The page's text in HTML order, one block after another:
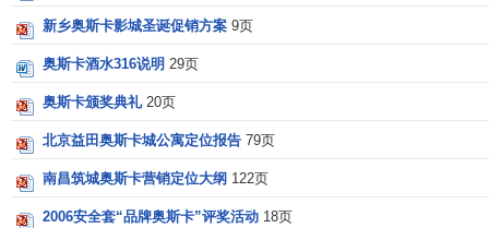
新乡奥斯卡影城圣诞促销方案 9页
奥斯卡酒水316说明 29页
奥斯卡颁奖典礼 20页
北京益田奥斯卡城公寓定位报告 79页
南昌筑城奥斯卡营销定位大纲 122页
2006安全套“品牌奥斯卡”评奖活动 18页